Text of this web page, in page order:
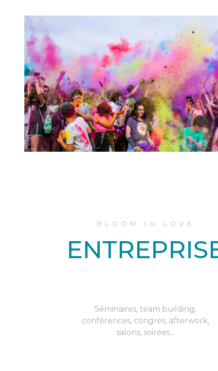
BLOOM IN LOVE
Séminaires, team building,
conférences, congrès, afterwork,
salons, soirées...